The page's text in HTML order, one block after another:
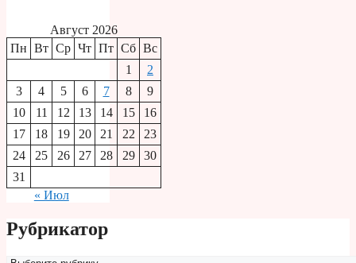
Август 2026
Пн Вт Ср Чт Пт Сб Вс
1
2
3
4 5 6 7 8
9
10
11 12 13 14 15
16
17
18 19 20 21 22
23
24
25 26 27 28 29
30
31
« Июл
Рубрикатор